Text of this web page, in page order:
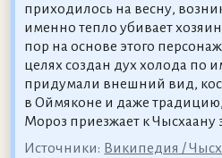
приходилось на весну,
именно тепло убивает
пор на основе этого
целях создан дух холода по
придумали внешний вид,
в Оймяконе и даже
Мороз приезжает к Чысхаану
Источники: Википедия /